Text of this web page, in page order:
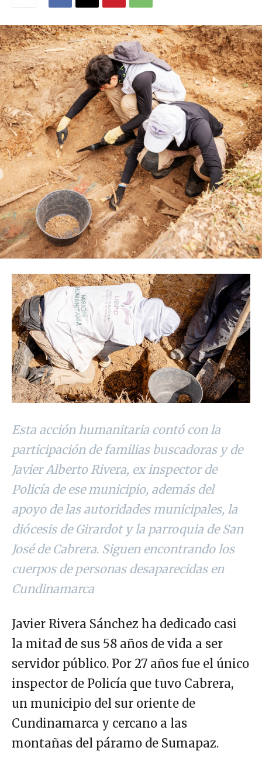
Esta acción humanitaria contó con la
participación de familias buscadoras y de
Javier Alberto Rivera, ex inspector de
Policía de ese municipio, además del
apoyo de las autoridades municipales, la
diócesis de Girardot y la parroquia de San
José de Cabrera. Siguen encontrando los
cuerpos de personas desaparecidas en
Cundinamarca
Javier Rivera Sánchez ha dedicado casi
la mitad de sus 58 años de vida a ser
servidor público. Por 27 años fue el único
inspector de Policía que tuvo Cabrera,
un municipio del sur oriente de
Cundinamarca y cercano a las
montañas del páramo de Sumapaz.